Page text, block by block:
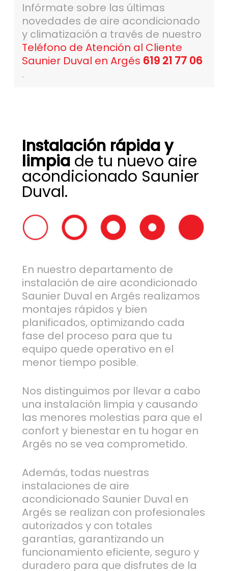
Infórmate sobre las últimas
novedades de aire acondicionado
y climatización a través de nuestro
Teléfono de Atención al Cliente
Saunier Duval en Argés 619 21 77 06
.
Instalación rápida y
limpiade tu nuevo aire
acondicionado Saunier
Duval.
En nuestro departamento de
instalación de aire acondicionado
Saunier Duval en Argés realizamos
montajes rápidos y bien
planificados, optimizando cada
fase del proceso para que tu
equipo quede operativo en el
menor tiempo posible.
Nos distinguimos por llevar a cabo
una instalación limpia y causando
las menores molestias para que el
confort y bienestar en tu hogar en
Argés no se vea comprometido.
Además, todas nuestras
instalaciones de aire
acondicionado Saunier Duval en
Argés se realizan con profesionales
autorizados y con totales
garantías, garantizando un
funcionamiento eficiente, seguro y
duradero para que disfrutes de la